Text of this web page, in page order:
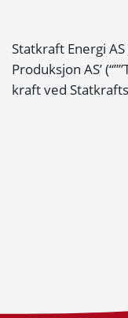
Statkraft Energi
Produksjon AS’
kraft ved Statkrafts